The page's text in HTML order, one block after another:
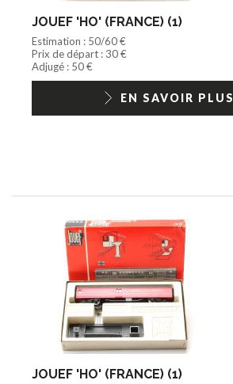
JOUEF 'HO' (FRANCE) (1)
Estimation : 50/60 €
Prix de départ : 30 €
Adjugé : 50 €
EN SAVOIR PLUS
JOUEF 'HO' (FRANCE) (1)